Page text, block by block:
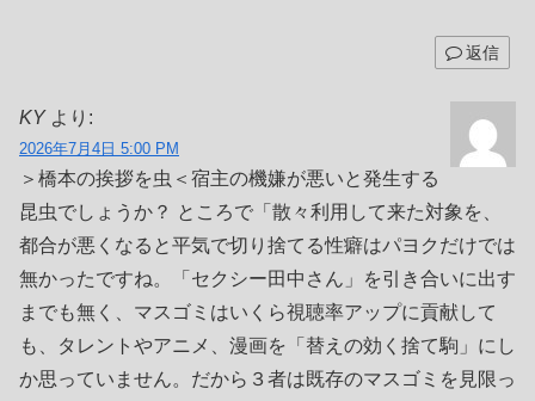
返信
KY より:
2026年7月4日 5:00 PM
＞橋本の挨拶を虫＜宿主の機嫌が悪いと発生する
昆虫でしょうか？ ところで「散々利用して来た対象を、
都合が悪くなると平気で切り捨てる性癖はパヨクだけでは
無かったですね。「セクシー田中さん」を引き合いに出す
までも無く、マスゴミはいくら視聴率アップに貢献して
も、タレントやアニメ、漫画を「替えの効く捨て駒」にし
か思っていません。だから３者は既存のマスゴミを見限っ